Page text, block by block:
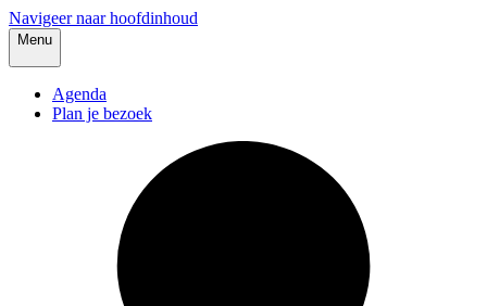
Navigeer naar hoofdinhoud
Menu
Agenda
Plan je bezoek